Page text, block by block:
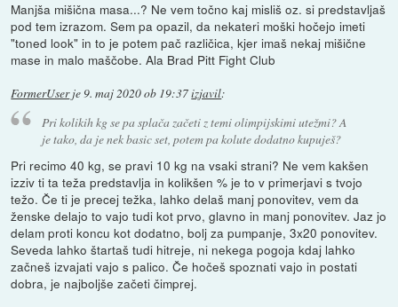
Manjša mišična masa...? Ne vem točno kaj misliš oz. si predstavljaš
pod tem izrazom. Sem pa opazil, da nekateri moški hočejo imeti
"toned look" in to je potem pač različica, kjer imaš nekaj mišične
mase in malo maščobe. Ala Brad Pitt Fight Club
FormerUserje 9. maj 2020 ob 19:37izjavil:
Pri kolikih kg se pa splača začeti z temi olimpijskimi utežmi? A
je tako, da je nek basic set, potem pa kolute dodatno kupuješ?
Pri recimo 40 kg, se pravi 10 kg na vsaki strani? Ne vem kakšen
izziv ti ta teža predstavlja in kolikšen % je to v primerjavi s tvojo
težo. Če ti je precej težka, lahko delaš manj ponovitev, vem da
ženske delajo to vajo tudi kot prvo, glavno in manj ponovitev. Jaz jo
delam proti koncu kot dodatno, bolj za pumpanje, 3x20 ponovitev.
Seveda lahko štartaš tudi hitreje, ni nekega pogoja kdaj lahko
začneš izvajati vajo s palico. Če hočeš spoznati vajo in postati
dobra, je najboljše začeti čimprej.